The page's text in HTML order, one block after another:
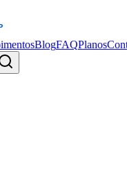
BlogFAQPlanos